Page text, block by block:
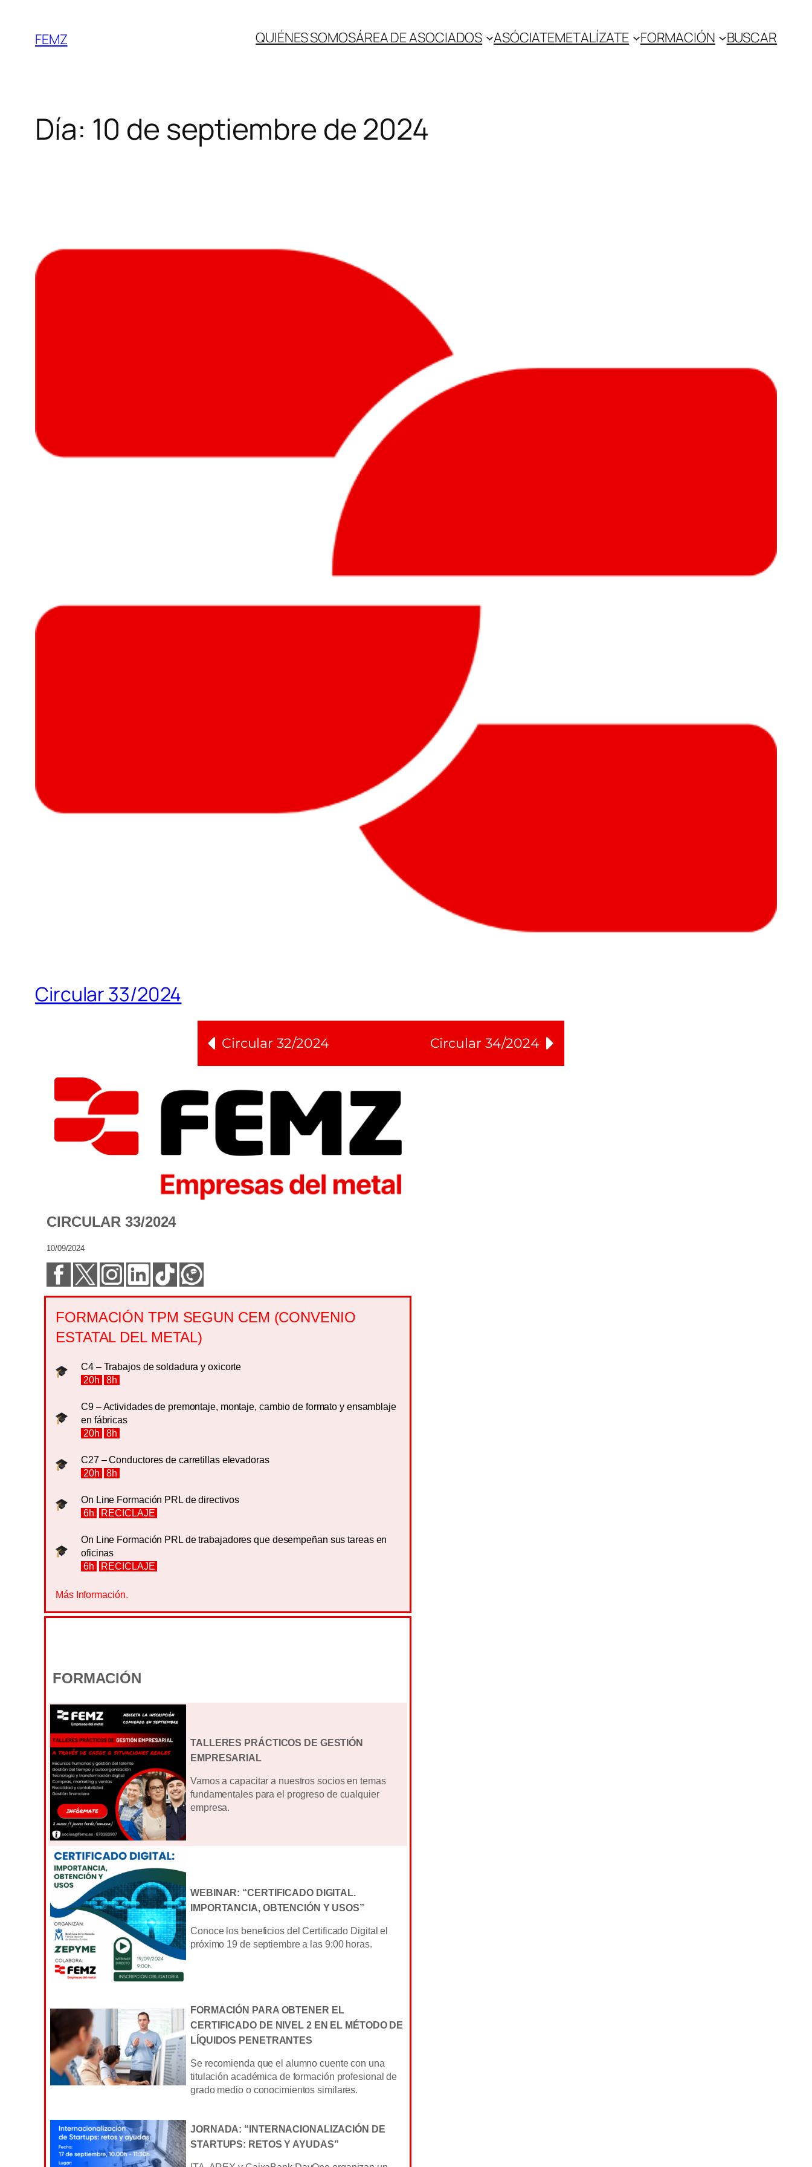
FEMZ QUIÉNES SOMOSÁREA DE ASOCIADOS ASÓCIATEMETALÍZATE FORMACIÓN BUSCAR
Día: 10 de septiembre de 2024
Circular 33/2024
Circular 32/2024 Circular 34/2024
CIRCULAR 33/2024
10/09/2024
FORMACIÓN TPM SEGUN CEM (CONVENIO
ESTATAL DEL METAL)
C4 – Trabajos de soldadura y oxicorte
20h
8h
C9 – Actividades de premontaje, montaje, cambio de formato y ensamblaje
en fábricas
20h
8h
C27 – Conductores de carretillas elevadoras
20h
8h
On Line Formación PRL de directivos
6h
RECICLAJE
On Line Formación PRL de trabajadores que desempeñan sus tareas en
oficinas
6h
RECICLAJE
Más Información.
FORMACIÓN
TALLERES PRÁCTICOS DE GESTIÓN
EMPRESARIAL
Vamos a capacitar a nuestros socios en temas
fundamentales para el progreso de cualquier
empresa.
WEBINAR: “CERTIFICADO DIGITAL.
IMPORTANCIA, OBTENCIÓN Y USOS”
Conoce los beneficios del Certificado Digital el
próximo 19 de septiembre a las 9:00 horas.
FORMACIÓN PARA OBTENER EL
CERTIFICADO DE NIVEL 2 EN EL MÉTODO DE
LÍQUIDOS PENETRANTES
Se recomienda que el alumno cuente con una
titulación académica de formación profesional de
grado medio o conocimientos similares.
JORNADA: “INTERNACIONALIZACIÓN DE
STARTUPS: RETOS Y AYUDAS”